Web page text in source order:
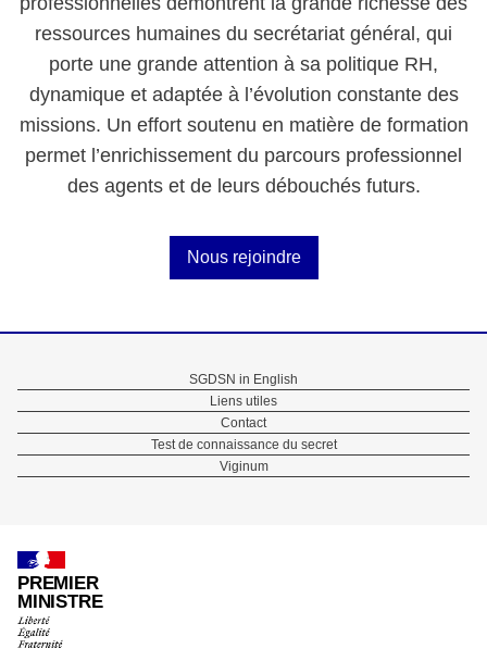
ressources humaines du secrétariat général, qui
porte une grande attention à sa politique RH,
dynamique et adaptée à l’évolution constante des
missions. Un effort soutenu en matière de formation
permet l’enrichissement du parcours professionnel
des agents et de leurs débouchés futurs.
Nous rejoindre
Pied
de
SGDSN in English
Liens utiles
Contact
Test de connaissance du secret
Viginum
PREMIER
MINISTRE